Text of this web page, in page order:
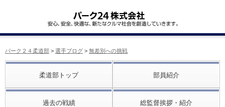
パーク２４柔道部 > 選手ブログ > 無差別への挑戦
柔道部トップ 部員紹介
過去の戦績 総監督挨拶・紹介